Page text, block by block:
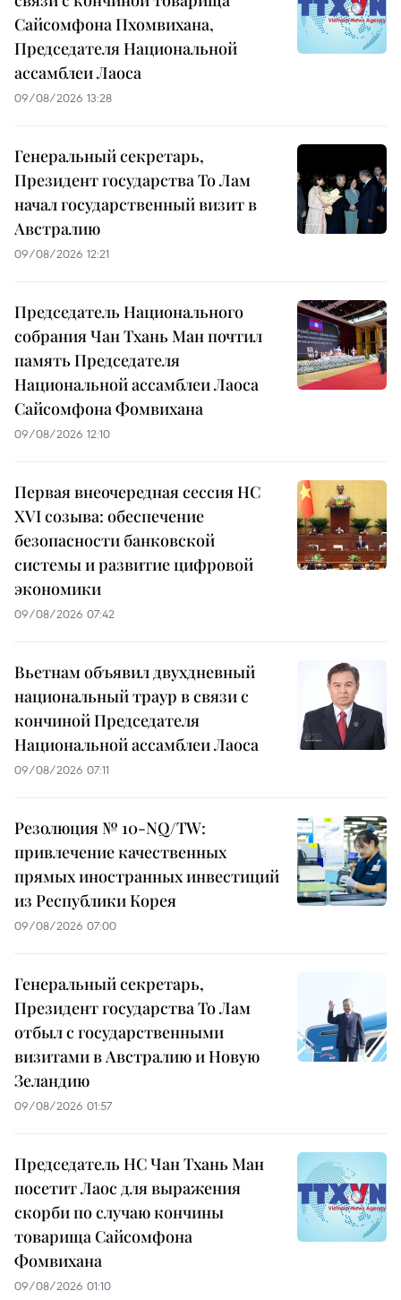
Сайсомфона Пхомвихана,
Председателя Национальной
ассамблеи Лаоса
09/08/2026 13:28
Генеральный секретарь,
Президент государства То Лам
начал государственный визит в
Австралию
09/08/2026 12:21
Председатель Национального
собрания Чан Тхань Ман почтил
память Председателя
Национальной ассамблеи Лаоса
Сайсомфона Фомвихана
09/08/2026 12:10
Первая внеочередная сессия НС
XVI созыва: обеспечение
безопасности банковской
системы и развитие цифровой
экономики
09/08/2026 07:42
Вьетнам объявил двухдневный
национальный траур в связи с
кончиной Председателя
Национальной ассамблеи Лаоса
09/08/2026 07:11
Резолюция № 10-NQ/TW:
привлечение качественных
прямых иностранных инвестиций
из Республики Корея
09/08/2026 07:00
Генеральный секретарь,
Президент государства То Лам
отбыл с государственными
визитами в Австралию и Новую
Зеландию
09/08/2026 01:57
Председатель НС Чан Тхань Ман
посетит Лаос для выражения
скорби по случаю кончины
товарища Сайсомфона
Фомвихана
09/08/2026 01:10